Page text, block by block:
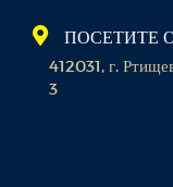
ПОСЕТИТЕ
412031, г.
3